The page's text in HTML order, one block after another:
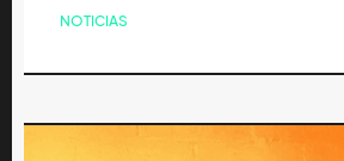
NOTICIAS